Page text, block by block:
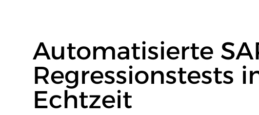
Automatisierte
Regressionstests
Echtzeit